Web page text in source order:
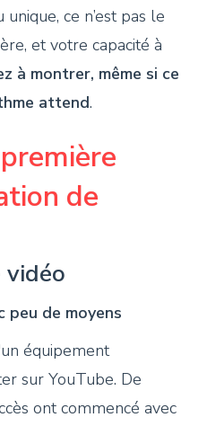
ce n’est pas le
et votre capacité à
à montrer, même si ce
attend.
de
vidéo
peu de moyens
équipement
sur YouTube. De
ont commencé avec